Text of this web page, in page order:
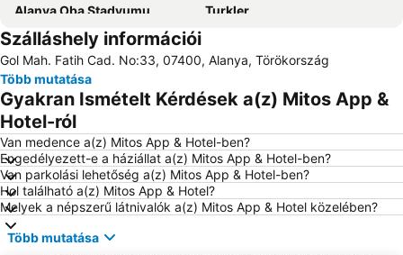
Alanya Oba Stadyumu
Turkler
Gazipasa Repülőtér
Portakal Plajı
Statue of Ataturk
Kargicak
Alanya Bus Terminal
Alanya Marina
Szálláshely információi
Gol Mah. Fatih Cad. No:33, 07400, Alanya, Törökország
Több mutatása
Gyakran Ismételt Kérdések a(z) Mitos App &
Hotel-ról
Van medence a(z) Mitos App & Hotel-ben?
Engedélyezett-e a háziállat a(z) Mitos App & Hotel-ben?
Van parkolási lehetőség a(z) Mitos App & Hotel-ben?
Hol található a(z) Mitos App & Hotel?
Melyek a népszerű látnivalók a(z) Mitos App & Hotel közelében?
Több mutatása